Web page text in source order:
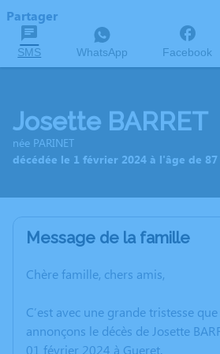
Partager
SMS WhatsApp Facebook
Josette BARRET
née PARINET
décédée le 1 février 2024 à l'âge de 87
Message de la famille
Chère famille, chers amis,
C’est avec une grande tristesse
annonçons le décès de Josette
01 février 2024 à Gueret.